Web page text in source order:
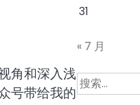
角和深入浅
号带给我的
31
« 7 月
搜
索：